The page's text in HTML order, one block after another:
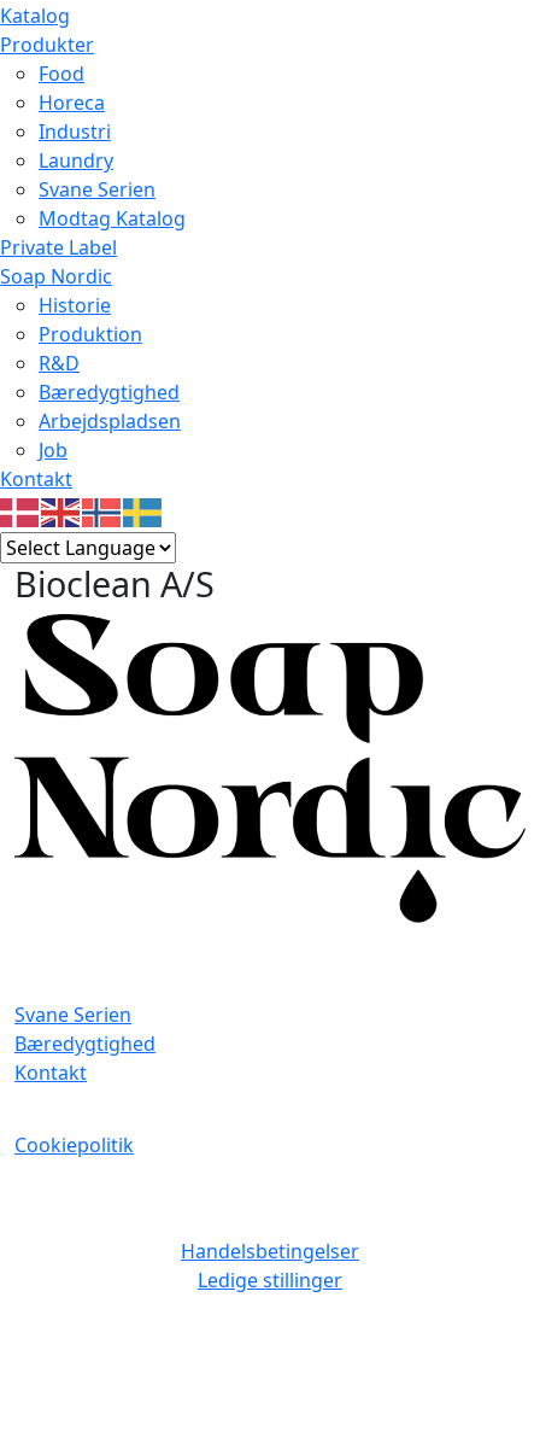
Katalog
Produkter
Food
Horeca
Industri
Laundry
Svane Serien
Modtag Katalog
Private Label
Soap Nordic
Historie
Produktion
R&D
Bæredygtighed
Arbejdspladsen
Job
Kontakt
Bioclean A/S
Svane Serien
Bæredygtighed
Kontakt
Cookiepolitik
Handelsbetingelser
Ledige stillinger